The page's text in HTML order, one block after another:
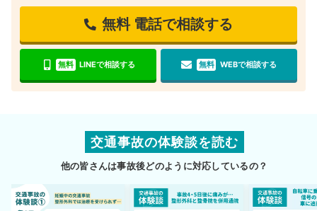
無料 電話で相談する
無料 LINEで相談する 無料 WEBで相談する
交通事故の体験談を読む
他の皆さんは事故後どのように対応しているの？